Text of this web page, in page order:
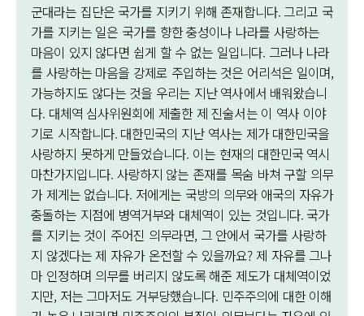
군대라는 집단은 국가를 지키기 위해 존재합니다. 그리고 국
가를 지키는 일은 국가를 향한 충성이나 나라를 사랑하는
마음이 있지 않다면 쉽게 할 수 없는 일입니다. 그러나 나라
를 사랑하는 마음을 강제로 주입하는 것은 어리석은 일이며,
가능하지도 않다는 것을 우리는 지난 역사에서 배워왔습니
다. 대체역 심사위원회에 제출한 제 진술서는 이 역사 이야
기로 시작합니다. 대한민국의 지난 역사는 제가 대한민국을
사랑하지 못하게 만들었습니다. 이는 현재의 대한민국 역시
마찬가지입니다. 사랑하지 않는 존재를 목숨 바쳐 구할 의무
가 제게는 없습니다. 저에게는 국방의 의무와 애국의 자유가
충돌하는 지점에 병역거부와 대체역이 있는 것입니다. 국가
를 지키는 것이 주어진 의무라면, 그 안에서 국가를 사랑하
지 않겠다는 제 자유가 온전할 수 있을까요? 제 자유를 그나
마 인정하며 의무를 버리지 않도록 해준 제도가 대체역이었
지만, 저는 그마저도 거부당했습니다. 민주주의에 대한 이해